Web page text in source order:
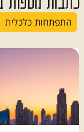
התפתחות כלכלית